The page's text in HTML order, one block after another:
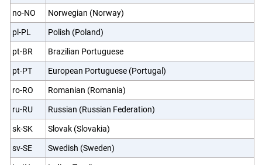
no-NO Norwegian (Norway)
pl-PL Polish (Poland)
pt-BR Brazilian Portuguese
pt-PT European Portuguese (Portugal)
ro-RO Romanian (Romania)
ru-RU Russian (Russian Federation)
sk-SK Slovak (Slovakia)
sv-SE Swedish (Sweden)